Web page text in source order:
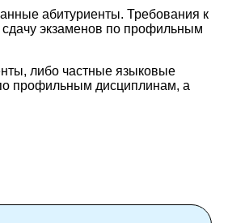
абитуриенты. Требования к
экзаменов по профильным
либо частные языковые
профильным дисциплинам, а